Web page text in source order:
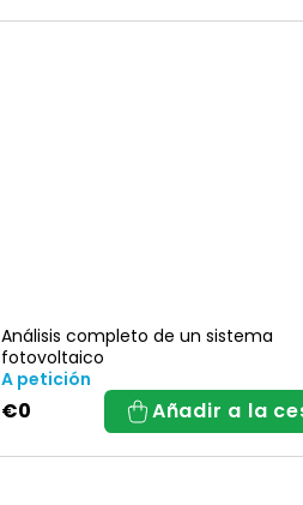
Análisis completo de un sistema
fotovoltaico
A petición
€0 Añadir a la